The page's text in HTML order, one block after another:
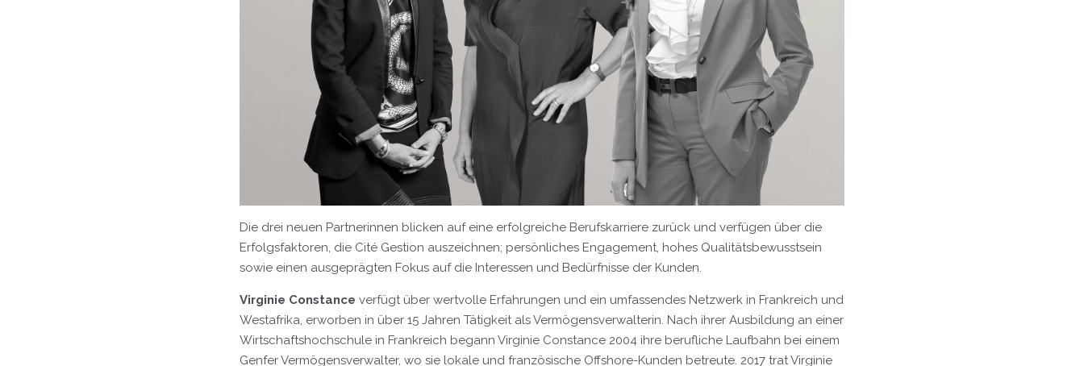
Die drei neuen Partnerinnen blicken auf eine erfolgreiche Berufskarriere zurück und verfügen über die
Erfolgsfaktoren, die Cité Gestion auszeichnen; persönliches Engagement, hohes Qualitätsbewusstsein
sowie einen ausgeprägten Fokus auf die Interessen und Bedürfnisse der Kunden.
Virginie Constance verfügt über wertvolle Erfahrungen und ein umfassendes Netzwerk in Frankreich und
Westafrika, erworben in über 15 Jahren Tätigkeit als Vermögensverwalterin. Nach ihrer Ausbildung an einer
Wirtschaftshochschule in Frankreich begann Virginie Constance 2004 ihre berufliche Laufbahn bei einem
Genfer Vermögensverwalter, wo sie lokale und französische Offshore-Kunden betreute. 2017 trat Virginie